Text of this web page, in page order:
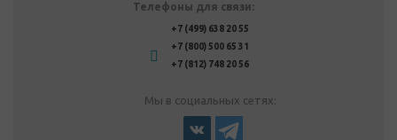
Телефоны для связи:
+7 (499) 638 20 55
+7 (800) 500 65 31
+7 (812) 748 20 56
Мы в социальных сетях: